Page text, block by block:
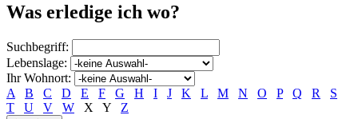
Was erledige ich wo?
Suchbegriff:
Lebenslage:
Ihr Wohnort:
A
B C D E F G H I J K L M N O P Q R
S
T
U V W X Y Z